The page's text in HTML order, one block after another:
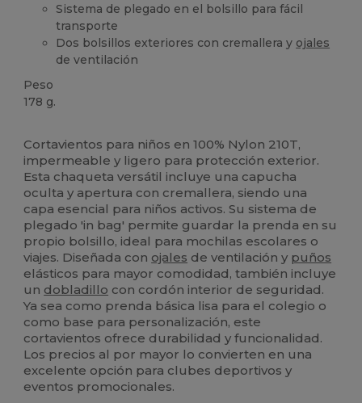
Sistema de plegado en el bolsillo para fácil
transporte
Dos bolsillos exteriores con cremallera y ojales
de ventilación
Peso
178 g.
Cortavientos para niños en 100% Nylon 210T,
impermeable y ligero para protección exterior.
Esta chaqueta versátil incluye una capucha
oculta y apertura con cremallera, siendo una
capa esencial para niños activos. Su sistema de
plegado 'in bag' permite guardar la prenda en su
propio bolsillo, ideal para mochilas escolares o
viajes. Diseñada con ojales de ventilación y puños
elásticos para mayor comodidad, también incluye
un dobladillo con cordón interior de seguridad.
Ya sea como prenda básica lisa para el colegio o
como base para personalización, este
cortavientos ofrece durabilidad y funcionalidad.
Los precios al por mayor lo convierten en una
excelente opción para clubes deportivos y
eventos promocionales.